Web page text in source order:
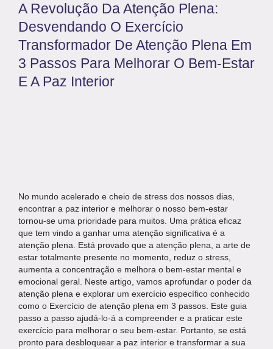
A Revolução Da Atenção Plena:
Desvendando O Exercício
Transformador De Atenção Plena Em
3 Passos Para Melhorar O Bem-Estar
E A Paz Interior
No mundo acelerado e cheio de stress dos nossos dias,
encontrar a paz interior e melhorar o nosso bem-estar
tornou-se uma prioridade para muitos. Uma prática eficaz
que tem vindo a ganhar uma atenção significativa é a
atenção plena. Está provado que a atenção plena, a arte de
estar totalmente presente no momento, reduz o stress,
aumenta a concentração e melhora o bem-estar mental e
emocional geral. Neste artigo, vamos aprofundar o poder da
atenção plena e explorar um exercício específico conhecido
como o Exercício de atenção plena em 3 passos. Este guia
passo a passo ajudá-lo-á a compreender e a praticar este
exercício para melhorar o seu bem-estar. Portanto, se está
pronto para desbloquear a paz interior e transformar a sua